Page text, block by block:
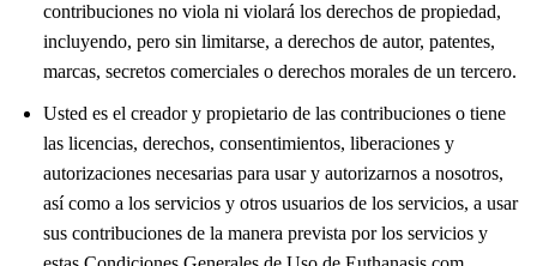
contribuciones no viola ni violará los derechos de propiedad,
incluyendo, pero sin limitarse, a derechos de autor, patentes,
marcas, secretos comerciales o derechos morales de un tercero.
Usted es el creador y propietario de las contribuciones o tiene
las licencias, derechos, consentimientos, liberaciones y
autorizaciones necesarias para usar y autorizarnos a nosotros,
así como a los servicios y otros usuarios de los servicios, a usar
sus contribuciones de la manera prevista por los servicios y